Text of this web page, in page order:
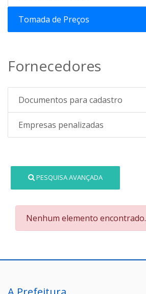
Tomada de Preços
Fornecedores
Documentos para cadastro
Empresas penalizadas
PESQUISA AVANÇADA
Nenhum elemento encontrado.